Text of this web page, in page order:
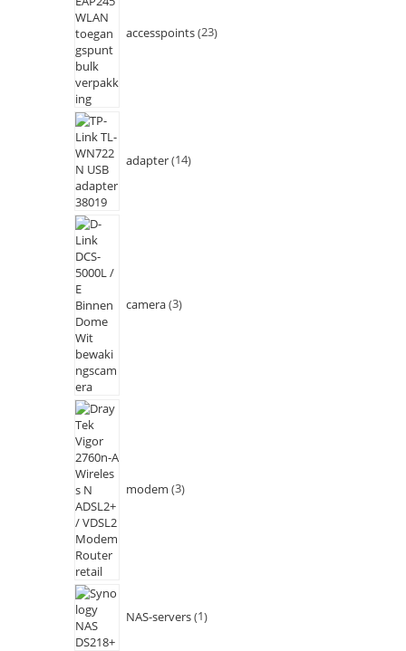
accesspoints 23
adapter 14
camera 3
modem 3
NAS-servers 1